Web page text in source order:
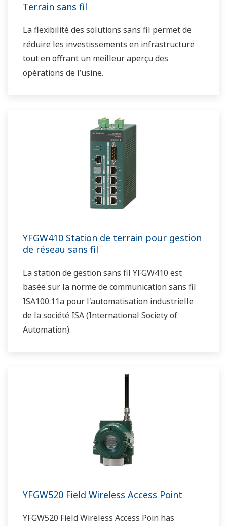
Terrain sans fil
La flexibilité des solutions sans fil permet de
réduire les investissements en infrastructure
tout en offrant un meilleur aperçu des
opérations de l’usine.
YFGW410 Station de terrain pour gestion
de réseau sans fil
La station de gestion sans fil YFGW410 est
basée sur la norme de communication sans fil
ISA100.11a pour l'automatisation industrielle
de la société ISA (International Society of
Automation).
YFGW520 Field Wireless Access Point
YFGW520 Field Wireless Access Poin has